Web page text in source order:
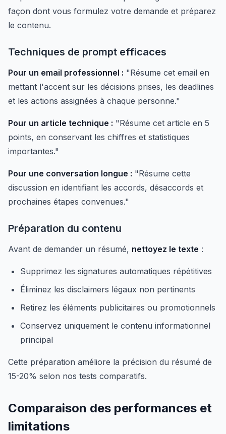
façon dont vous formulez votre demande et préparez
le contenu.
Techniques de prompt efficaces
Pour un email professionnel : "Résume cet email en
mettant l'accent sur les décisions prises, les deadlines
et les actions assignées à chaque personne."
Pour un article technique : "Résume cet article en 5
points, en conservant les chiffres et statistiques
importantes."
Pour une conversation longue : "Résume cette
discussion en identifiant les accords, désaccords et
prochaines étapes convenues."
Préparation du contenu
Avant de demander un résumé, nettoyez le texte :
Supprimez les signatures automatiques répétitives
Éliminez les disclaimers légaux non pertinents
Retirez les éléments publicitaires ou promotionnels
Conservez uniquement le contenu informationnel
principal
Cette préparation améliore la précision du résumé de
15-20% selon nos tests comparatifs.
Comparaison des performances et
limitations